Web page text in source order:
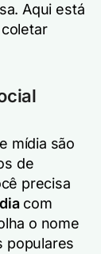
Aqui está
mídia são
de
precisa
com
o nome
populares